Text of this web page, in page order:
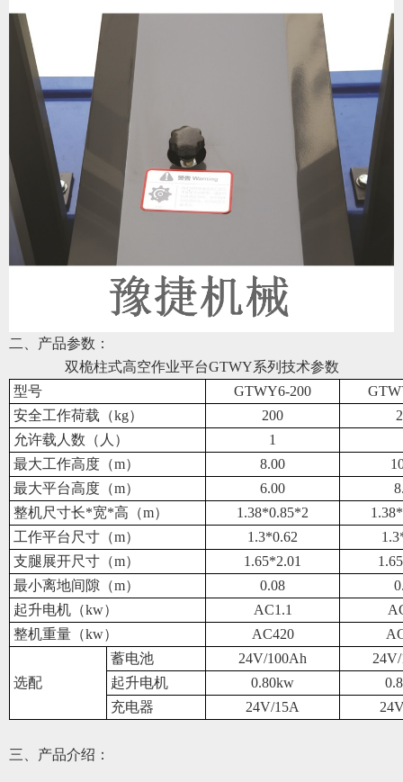
二、产品参数：
双桅柱式高空作业平台GTWY系列 技术参数
型号
GTWY6-200
安全工作荷载 （kg） 200
允许载人数 （人）
1
最大工作高度 （m） 8.00
最大平台高度 （m） 6.00
整机尺寸长*宽*高 （m） 1.38*0.85*2
工作平台尺寸 （m） 1.3*0.62
支腿展开尺寸 （m） 1.65*2.01
最小离地间隙 （m） 0.08
起升电机 （kw） AC1.1
整机重量 （kw） AC420
选配
蓄电池 24V/100Ah
起升电机
0.80kw
充电器
24V/15A
三、产品介绍：